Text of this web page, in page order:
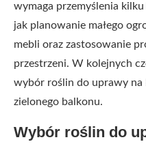
wymaga przemyślenia
jak planowanie małego
mebli oraz zastosowanie
przestrzeni. W kolejnych
wybór roślin do uprawy na
zielonego balkonu.
Wybór roślin do